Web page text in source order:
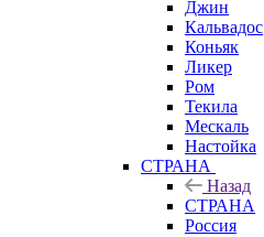
Джин
Кальвадос
Коньяк
Ликер
Ром
Текила
Мескаль
Настойка
СТРАНА
Назад
СТРАНА
Россия